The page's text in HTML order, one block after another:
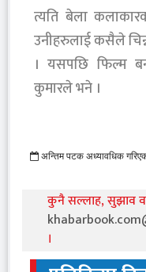
त्यति बेला
उनीहरुलाई कसैले
। यसपछि फिल्म
कुमारले भने ।
अन्तिम पटक अध्यावधिक
कुनै सल्लाह, सुझाव
।